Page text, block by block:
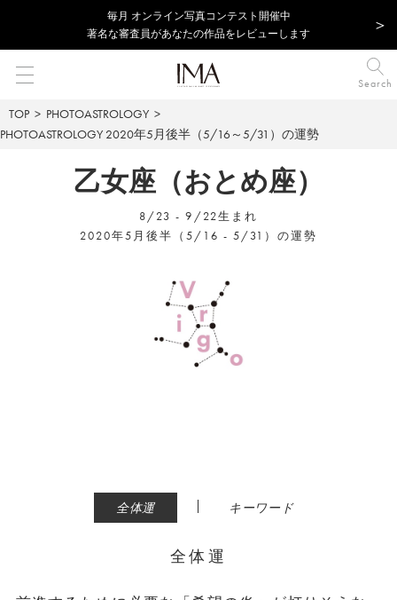
毎⽉ オンライン写真コンテスト開催中
著名な審査員があなたの作品をレビューします
Search
TOP
PHOTOASTROLOGY
PHOTOASTROLOGY 2020年5月後半（5/16～5/31）の運勢
乙女座（おとめ座）
8/23 - 9/22生まれ
2020年5月後半（5/16 - 5/31）の運勢
全体運 | キーワード
全体運